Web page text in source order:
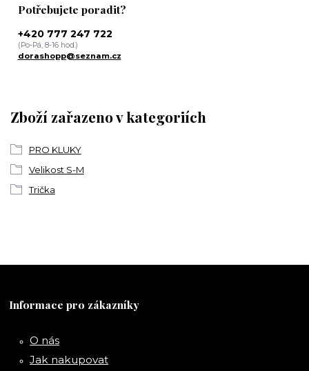
Zboží zařazeno v kategoriích
PRO KLUKY
Velikost S-M
Trička
Potřebujete poradit?
+420 777 247 722
(Po-Pá, 8-16 hod.)
dorashopp@seznam.cz
Informace pro zákazníky
O nás
Jak nakupovat